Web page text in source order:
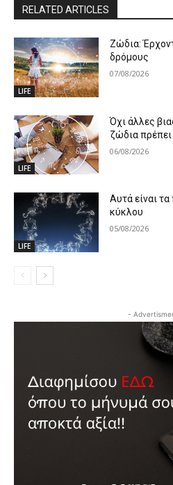
RELATED ARTICLES
LIFE
Ζώδια:
δρόμους
07/08/2026
LIFE
Όχι άλλες
ζώδια πρέπει
06/08/2026
LIFE
Αυτά είναι
κύκλου
05/08/2026
-